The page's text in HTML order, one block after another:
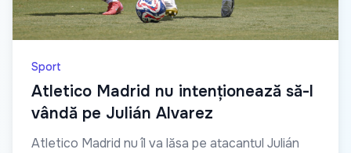
Sport
Atletico Madrid nu intenționează să-l
vândă pe Julián Alvarez
Atletico Madrid nu îl va lăsa pe atacantul Julián